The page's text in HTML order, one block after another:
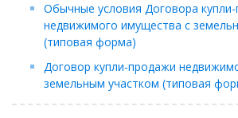
Обычные условия Договора
недвижимого имущества с
(типовая форма)
Договор купли-продажи
земельным участком (типовая